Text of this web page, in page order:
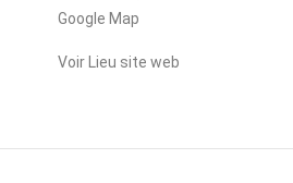
Google Map
Voir Lieu site web